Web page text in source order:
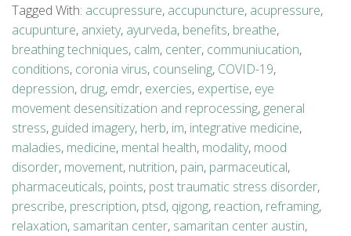
Tagged With: accupressure, accupuncture, acupressure,
acupunture, anxiety, ayurveda, benefits, breathe,
breathing techniques, calm, center, communiucation,
conditions, coronia virus, counseling, COVID-19,
depression, drug, emdr, exercies, expertise, eye
movement desensitization and reprocessing, general
stress, guided imagery, herb, im, integrative medicine,
maladies, medicine, mental health, modality, mood
disorder, movement, nutrition, pain, parmaceutical,
pharmaceuticals, points, post traumatic stress disorder,
prescribe, prescription, ptsd, qigong, reaction, reframing,
relaxation, samaritan center, samaritan center austin,